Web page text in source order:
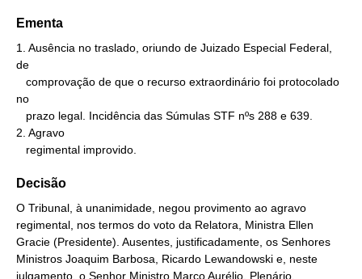
Ementa
1. Ausência no traslado, oriundo de Juizado Especial Federal,
de
no
2. Agravo
   regimental improvido.
Decisão
O Tribunal, à unanimidade, negou provimento ao agravo
regimental, nos termos do voto da Relatora, Ministra Ellen
Gracie (Presidente). Ausentes, justificadamente, os Senhores
Ministros Joaquim Barbosa, Ricardo Lewandowski e, neste
julgamento, o Senhor Ministro Marco Aurélio. Plenário,